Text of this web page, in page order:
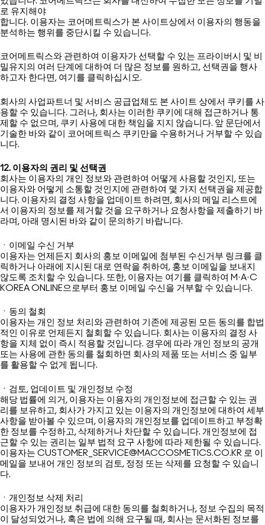
로 유지해야
합니다. 이용자는 코어메트릭스가 본 사이트상에서 이용자의 행동을
분석하는 행위를 중단시킬 수 있습니다.
코어메트릭스와 관련하여 이용자가 선택할 수 있는 프라이버시 및 비
밀유지의 여러 단계에 대하여 더 많은 정보를 원하고, 선택권을 행사
하고자 한다면, 여기를 클릭하십시오.
회사의 사업파트너 및 서비스 공급업체도 본 사이트 상에서 쿠키를 사
용할 수 있습니다. 그러나, 회사는 이러한 쿠키에 대해 접근하거나 통
제할 수 없으며, 쿠키 사용에 대한 책임을 지지 않습니다. 앞 문단에서
기술한 바와 같이 코어메트릭스 쿠키만을 수용하거나 거부할 수 있습
니다.
12. 이용자의 권리 및 선택권
회사는 이용자의 개인 정보와 관련하여 어떻게 사용할 것인지, 또는
이용자와 어떻게 소통할 것인지에 관련하여 몇 가지 선택권을 제공합
니다. 이용자의 결정 사항을 업데이트 하려면, 회사의 메일 리스트에
서 이용자의 정보를 제거할 것을 요구하거나 요청사항을 제출하기 바
라며, 아래 명시된 바와 같이 문의하기 바랍니다.
ㆍ이메일 수신 거부
이용자는 언제든지 회사의 홍보 이메일에 첨부된 수신거부 링크를 클
릭하거나 아래에 지시된 대로 연락을 취하여, 홍보 이메일을 보내지
않도록 조치할 수 있습니다. 또한, 이용자는 여기를 클릭하여 M·A·C
KOREA ONLINE으로부터 홍보 이메일 수신을 거부할 수 있습니다.
ㆍ동의 철회
이용자는 개인 정보 처리와 관련하여 기존에 제공된 모든 동의를 합법
적인 이유로 언제든지 철회할 수 있습니다. 회사는 이용자의 결정 사
항을 지체 없이 즉시 적용할 것입니다. 경우에 따라 개인 정보의 공개
또는 사용에 관한 동의를 철회하면 회사의 제품 또는 서비스 중 일부
를 활용할 수 없게 됩니다.
ㆍ검토, 업데이트 및 개인정보 수정
해당 법률에 의거, 이용자는 이용자의 개인정보에 접근할 수 있는 권
리를 보유하고, 회사가 가지고 있는 이용자의 개인정보에 대하여 세부
사항을 받아볼 수 있으며, 이용자의 개인정보를 업데이트하고 부정확
한 정보를 수정하고, 삭제하거나 차단할 수 있습니다. 개인정보에 접
근할 수 있는 권리는 일부 법적 요구 사항에 따라 제한될 수 있습니다.
이용자는 CUSTOMER_SERVICE@MACCOSMETICS.CO.KR 로 이
메일을 보내어 개인 정보의 검토, 정정 또는 삭제를 요청할 수 있습니
다.
ㆍ개인정보 삭제 처리
이용자가 개인정보 취급에 대한 동의를 철회하거나, 정보 수집의 목적
이 달성되었거나, 혹은 법에 의해 요구될 때, 회사는 문서화된 정보를